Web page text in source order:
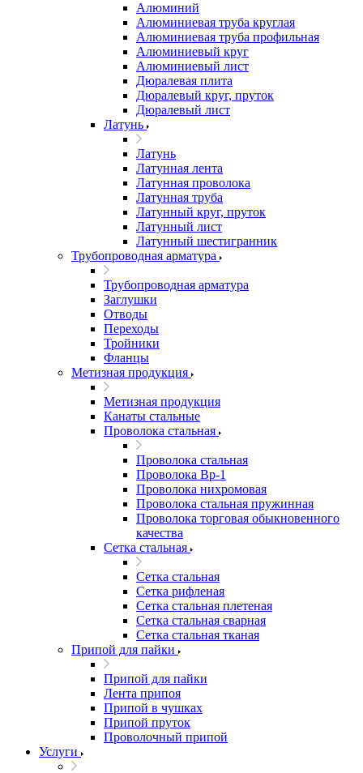
Алюминий
Алюминиевая труба круглая
Алюминиевая труба профильная
Алюминиевый круг
Алюминиевый лист
Дюралевая плита
Дюралевый круг, пруток
Дюралевый лист
Латунь
Латунь
Латунная лента
Латунная проволока
Латунная труба
Латунный круг, пруток
Латунный лист
Латунный шестигранник
Трубопроводная арматура
Трубопроводная арматура
Заглушки
Отводы
Переходы
Тройники
Фланцы
Метизная продукция
Метизная продукция
Канаты стальные
Проволока стальная
Проволока стальная
Проволока Вр-1
Проволока нихромовая
Проволока стальная пружинная
Проволока торговая обыкновенного
качества
Сетка стальная
Сетка стальная
Сетка рифленая
Сетка стальная плетеная
Сетка стальная сварная
Сетка стальная тканая
Припой для пайки
Припой для пайки
Лента припоя
Припой в чушках
Припой пруток
Проволочный припой
Услуги